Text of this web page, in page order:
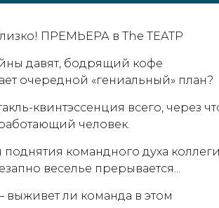
ПРЕМЬЕРА в The ТЕАТР
давят, бодрящий кофе
очередной «гениальный» план?
квинтэссенция всего, через
человек.
командного духа коллеги
веселье прерывается...
ли команда в этом